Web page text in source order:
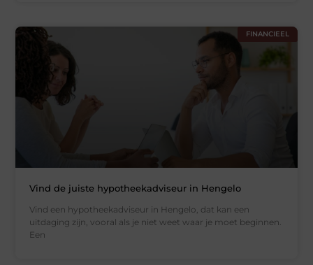
FINANCIEEL
Vind de juiste hypotheekadviseur in Hengelo
Vind een hypotheekadviseur in Hengelo, dat kan een
uitdaging zijn, vooral als je niet weet waar je moet beginnen.
Een